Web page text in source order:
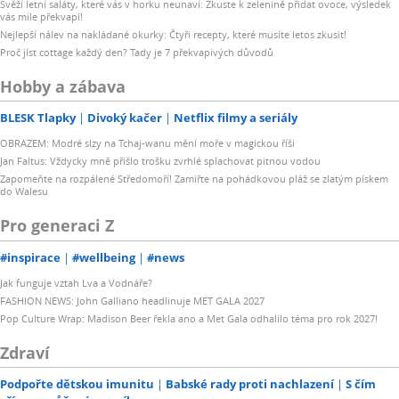
Svěží letní saláty, které vás v horku neunaví: Zkuste k zelenině přidat ovoce, výsledek
vás mile překvapí!
Nejlepší nálev na nakládané okurky: Čtyři recepty, které musíte letos zkusit!
Proč jíst cottage každý den? Tady je 7 překvapivých důvodů
Hobby a zábava
BLESK Tlapky Divoký kačer Netflix filmy a seriály
OBRAZEM: Modré slzy na Tchaj-wanu mění moře v magickou říši
Jan Faltus: Vždycky mně přišlo trošku zvrhlé splachovat pitnou vodou
Zapomeňte na rozpálené Středomoří! Zamiřte na pohádkovou pláž se zlatým pískem
do Walesu
Pro generaci Z
#inspirace #wellbeing #news
Jak funguje vztah Lva a Vodnáře?
FASHION NEWS: John Galliano headlinuje MET GALA 2027
Pop Culture Wrap: Madison Beer řekla ano a Met Gala odhalilo téma pro rok 2027!
Zdraví
Podpořte dětskou imunitu Babské rady proti nachlazení
S čím